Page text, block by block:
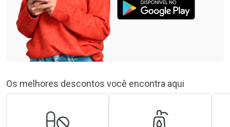
Os melhores descontos você encontra aqui